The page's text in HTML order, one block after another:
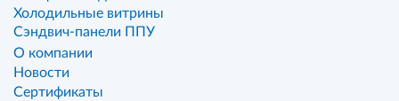
Холодильные витрины
Сэндвич-панели ППУ
О компании
Новости
Сертификаты